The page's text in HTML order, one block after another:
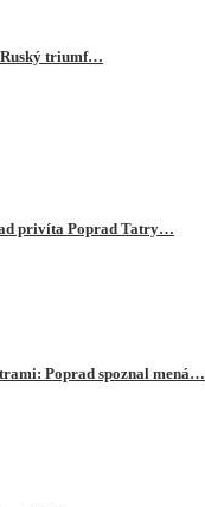
triumf…
privíta Poprad Tatry…
Poprad spoznal mená…